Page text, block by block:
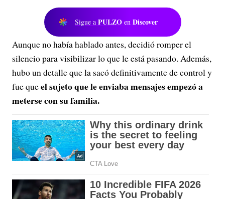
Sigue a PULZO en Discover
Aunque no había hablado antes, decidió romper el
silencio para visibilizar lo que le está pasando. Además,
hubo un detalle que la sacó definitivamente de control y
fue queel sujeto que le enviaba mensajes empezó a
meterse con su familia.